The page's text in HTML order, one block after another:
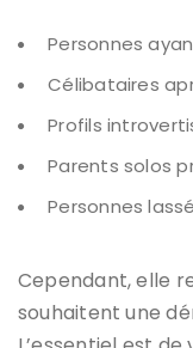
Personnes
Célibataires
Profils
Parents solos
Personnes
Cependant, elle
souhaitent une